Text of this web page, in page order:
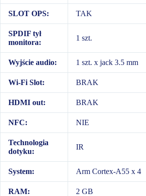
SLOT OPS: TAK
SPDIF tył
monitora:
1 szt.
Wyjście audio: 1 szt. x jack 3.5 mm
Wi-Fi Slot: BRAK
HDMI out: BRAK
NFC: NIE
Technologia
dotyku:
IR
System: Arm Cortex-A55 x 4
RAM: 2 GB